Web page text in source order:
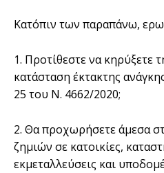
Κατόπιν των παραπάνω,
1. Προτίθεστε να κηρύξετε
κατάσταση έκτακτης
25 του Ν. 4662/2020;
2. Θα προχωρήσετε άμεσα
ζημιών σε κατοικίες,
εκμεταλλεύσεις και